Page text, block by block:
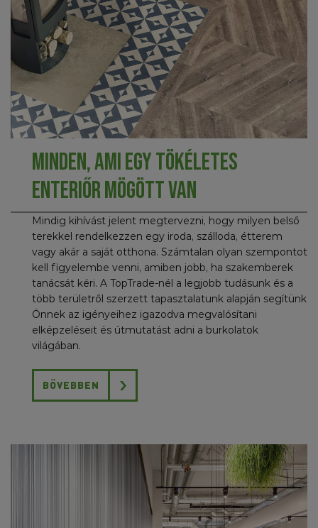
Minden, ami egy tökéletes
enteriőr mögött van
Mindig kihívást jelent megtervezni, hogy milyen belső
terekkel rendelkezzen egy iroda, szálloda, étterem
vagy akár a saját otthona. Számtalan olyan szempontot
kell figyelembe venni, amiben jobb, ha szakemberek
tanácsát kéri. A TopTrade-nél a legjobb tudásunk és a
több területről szerzett tapasztalatunk alapján segítünk
Önnek az igényeihez igazodva megvalósítani
elképzeléseit és útmutatást adni a burkolatok
világában.
BŐVEBBEN